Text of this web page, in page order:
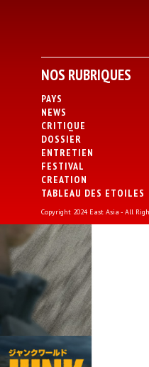
NOS RUBRIQUES
PAYS
NEWS
CRITIQUE
DOSSIER
ENTRETIEN
FESTIVAL
CREATION
TABLEAU DES ETOILES
Copyright 2024 East Asia - All